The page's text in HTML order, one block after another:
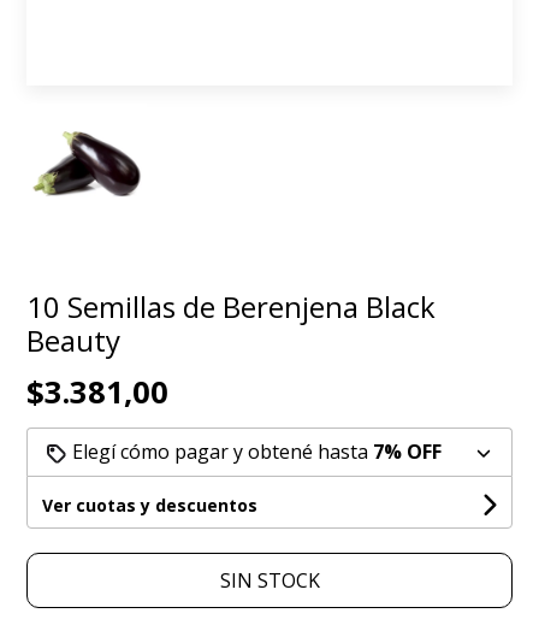
10 Semillas de Berenjena Black
Beauty
$3.381,00
Elegí cómo pagar y obtené hasta 7% OFF
Ver cuotas y descuentos
SIN STOCK